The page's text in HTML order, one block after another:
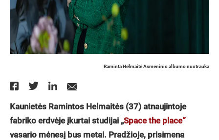
Raminta Helmaitė Asmeninio albumo nuotrauka
Kaunietės Ramintos Helmaitės (37) atnaujintoje
fabriko erdvėje įkurtai studijai „Space the place“
vasario mėnesį bus metai. Pradžioje, prisimena